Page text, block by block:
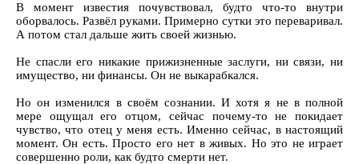
В момент известия почувствовал, будто что-то внутри
оборвалось. Развёл руками. Примерно сутки это переваривал.
А потом стал дальше жить своей жизнью.
Не спасли его никакие прижизненные заслуги, ни связи, ни
имущество, ни финансы. Он не выкарабкался.
Но он изменился в своём сознании. И хотя я не в полной
мере ощущал его отцом, сейчас почему-то не покидает
чувство, что отец у меня есть. Именно сейчас, в настоящий
момент. Он есть. Просто его нет в живых. Но это не играет
совершенно роли, как будто смерти нет.